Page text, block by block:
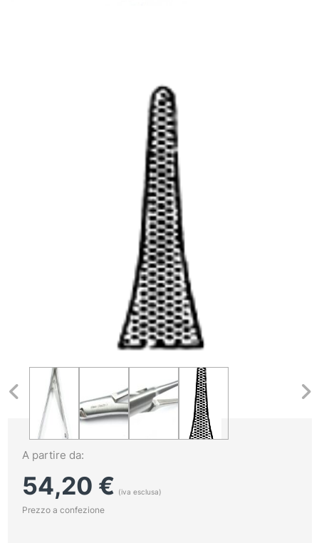
A partire da:
54,20 € (iva esclusa)
Prezzo a confezione